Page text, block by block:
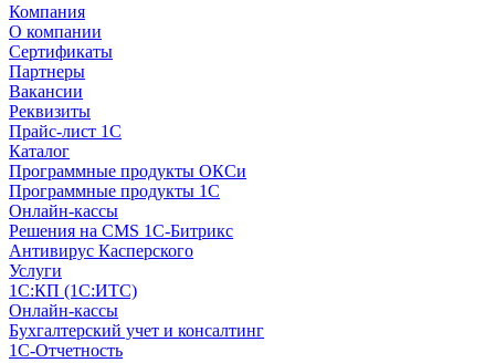
Компания
О компании
Сертификаты
Партнеры
Вакансии
Реквизиты
Прайс-лист 1С
Каталог
Программные продукты ОКСи
Программные продукты 1С
Онлайн-кассы
Решения на CMS 1С-Битрикс
Антивирус Касперского
Услуги
1С:КП (1С:ИТС)
Онлайн-кассы
Бухгалтерский учет и консалтинг
1С-Отчетность